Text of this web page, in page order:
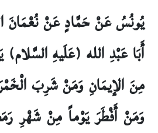
يُونُسُ عَنْ حَمَّادٍ عَنْ نُعْمَانَ
أَبَا عَبْدِ الله (عَلَيهِ
مِنَ الإيمَانِ وَمَنْ شَرِبَ
وَمَنْ أَفْطَرَ يَوْماً مِنْ شَهْرِ